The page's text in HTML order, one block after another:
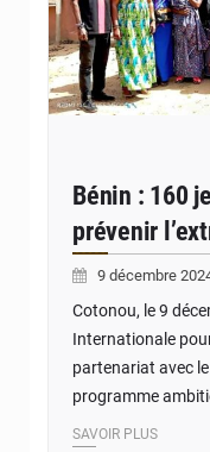
Bénin : 160
prévenir
9 décembre
Cotonou, le 9
Internationale
partenariat avec
programme
SAVOIR PLUS